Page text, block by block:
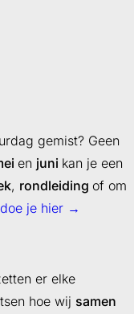
gemist? Geen
en juni kan je een
, rondleiding of om
je hier →
er elke
hoe wij samen